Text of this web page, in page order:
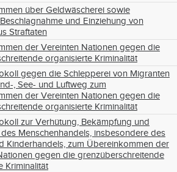
über Geldwäscherei sowie
und Einziehung von
Straftaten
der Vereinten Nationen gegen die
organisierte Kriminalität
gegen die Schlepperei von Migranten
, See- und Luftweg zum
der Vereinten Nationen gegen die
organisierte Kriminalität
zur Verhütung, Bekämpfung und
Menschenhandels, insbesondere des
Kinderhandels, zum Übereinkommen der
gegen die grenzüberschreitende
Kriminalität